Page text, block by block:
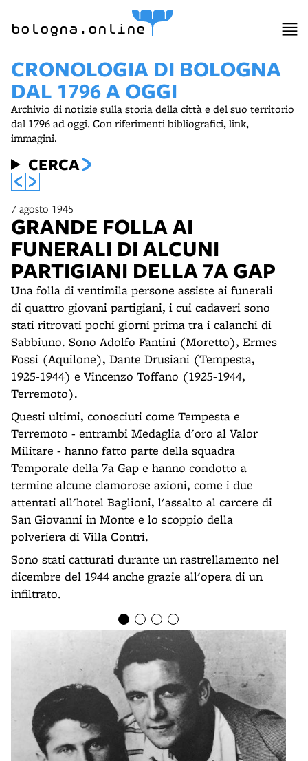
bologna.online
CRONOLOGIA DI BOLOGNA
DAL 1796 A OGGI
Archivio di notizie sulla storia della città e del suo territorio
dal 1796 ad oggi. Con riferimenti bibliografici, link,
immagini.
CERCA
7 agosto 1945
GRANDE FOLLA AI
FUNERALI DI ALCUNI
PARTIGIANI DELLA 7A GAP
Una folla di ventimila persone assiste ai funerali
di quattro giovani partigiani, i cui cadaveri sono
stati ritrovati pochi giorni prima tra i calanchi di
Sabbiuno. Sono Adolfo Fantini (Moretto), Ermes
Fossi (Aquilone), Dante Drusiani (Tempesta,
1925-1944) e Vincenzo Toffano (1925-1944,
Terremoto).
Questi ultimi, conosciuti come Tempesta e
Terremoto - entrambi Medaglia d'oro al Valor
Militare - hanno fatto parte della squadra
Temporale della 7a Gap e hanno condotto a
termine alcune clamorose azioni, come i due
attentati all'hotel Baglioni, l'assalto al carcere di
San Giovanni in Monte e lo scoppio della
polveriera di Villa Contri.
Sono stati catturati durante un rastrellamento nel
dicembre del 1944 anche grazie all'opera di un
infiltrato.